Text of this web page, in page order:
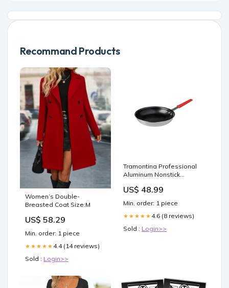
Recommand Products
Women’s Double-
Breasted Coat Size:M
US$ 58.29
Min. order: 1 piece
★★★★★ 4.4 (14 reviews)
Sold : Login>>
Tramontina Professional
Aluminum Nonstick
Laundry
US$ 48.99
Min. order: 1 piece
★★★★★ 4.6 (8 reviews)
Sold : Login>>